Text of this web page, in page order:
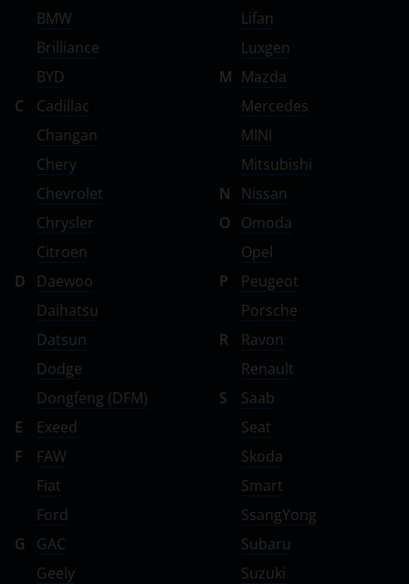
BMW
Brilliance
BYD
C
Cadillac
Changan
Chery
Chevrolet
Chrysler
Citroen
D
Daewoo
Daihatsu
Datsun
Dodge
Dongfeng (DFM)
E
Exeed
F
FAW
Fiat
Ford
G
GAC
Geely
Lifan
Luxgen
M Mazda
Mercedes
MINI
Mitsubishi
N
Nissan
O
Omoda
Opel
P
Peugeot
Porsche
R
Ravon
Renault
S
Saab
Seat
Skoda
Smart
SsangYong
Subaru
Suzuki